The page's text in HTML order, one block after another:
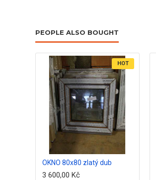
PEOPLE ALSO BOUGHT
HOT
OKNO 80x80 zlatý dub
3 600,00 Kč